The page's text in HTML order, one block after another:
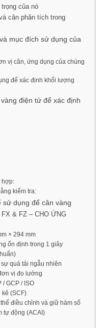
của nó
cân phân tích trong
mục đích sử dụng của
vị cân, ứng dụng của chúng
để xác định khối lượng
điện tử để xác định
hợp:
kiểm tra:
sử dụng để cân vàng
& FZ – CHO ỨNG
× 294 mm
ổn định trong 1 giây
quá tải ngẫu nhiên
vị đo lường
/ GCP / ISO
(SCF)
điều chỉnh và giữ hàm số
tự động (ACAI)